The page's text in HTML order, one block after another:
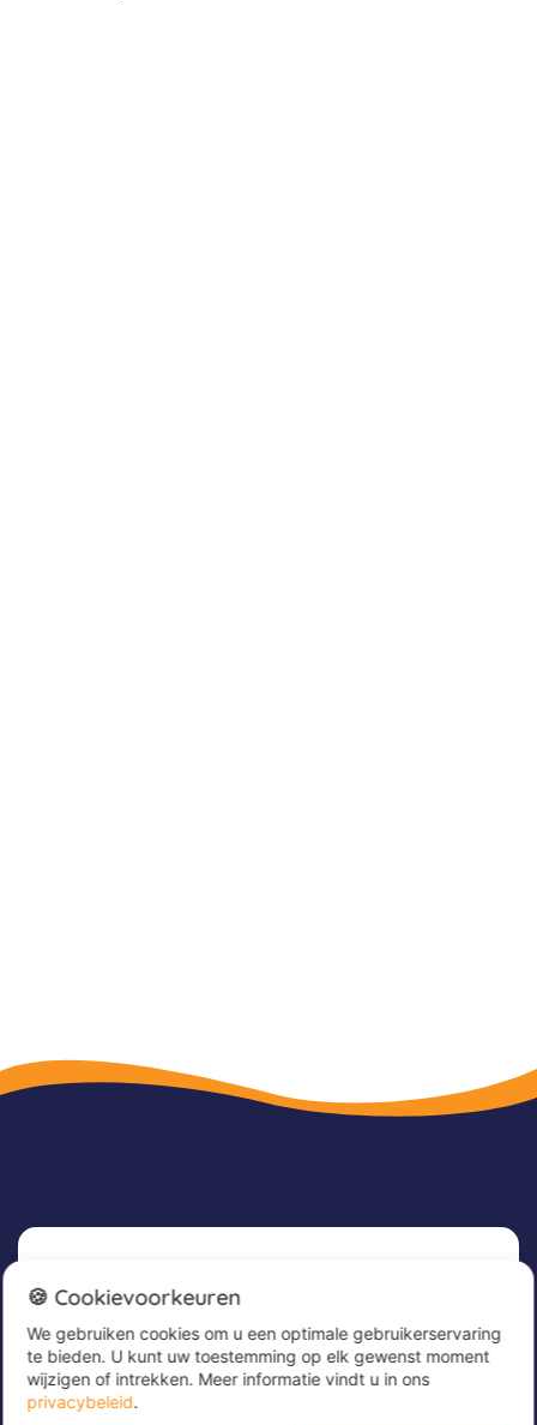
Nieuwsbrief
Meld u nu aan voor onze nieuwsbrief om
geweldige aanbiedingen te ontvangen en op de
hoogte te blijven!
🍪 Cookievoorkeuren
We gebruiken cookies om u een optimale gebruikerservaring
te bieden. U kunt uw toestemming op elk gewenst moment
wijzigen of intrekken. Meer informatie vindt u in ons
privacybeleid.